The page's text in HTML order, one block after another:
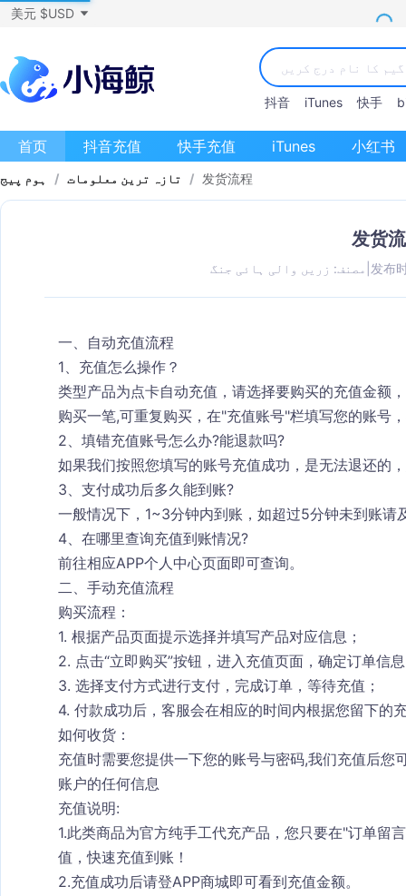
美元 $USD
抖音 iTunes 快手
首页 抖音充值 快手充值 iTunes 小红书
ہوم پیج / تازہ ترین معلومات / 发货流程
发货
مصنف: زریں والی ہائی جنگ 发布
一、自动充值流程
1、充值怎么操作？
类型产品为点卡自动充值，请选择要购买的充值金额
购买一笔,可重复购买，在"充值账号"栏填写您的账号
2、填错充值账号怎么办?能退款吗?
如果我们按照您填写的账号充值成功，是无法退还的
3、支付成功后多久能到账?
一般情况下，1~3分钟内到账，如超过5分钟未到账请
4、在哪里查询充值到账情况?
前往相应APP个人中心页面即可查询。
二、手动充值流程
购买流程：
1. 根据产品页面提示选择并填写产品对应信息；
2. 点击“立即购买”按钮，进入充值页面，确定订单信
3. 选择支付方式进行支付，完成订单，等待充值；
4. 付款成功后，客服会在相应的时间内根据您留下的
如何收货：
充值时需要您提供一下您的账号与密码,我们充值后您
账户的任何信息
充值说明:
1.此类商品为官方纯手工代充产品，您只要在"订单留
值，快速充值到账！
2.充值成功后请登APP商城即可看到充值金额。